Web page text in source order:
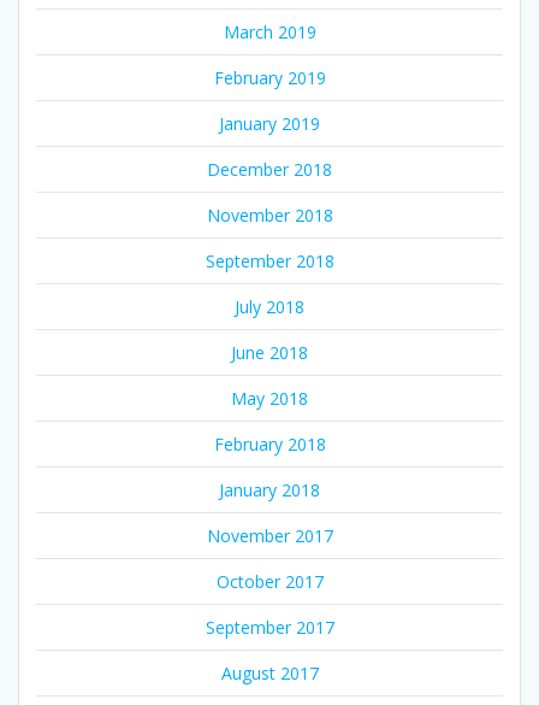
March 2019
February 2019
January 2019
December 2018
November 2018
September 2018
July 2018
June 2018
May 2018
February 2018
January 2018
November 2017
October 2017
September 2017
August 2017